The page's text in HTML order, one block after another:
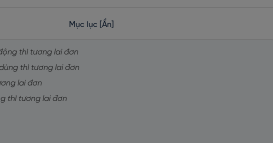
Mục lục [Ẩn]
thì tương lai đơn
thì tương lai đơn
lai đơn
thì tương lai đơn